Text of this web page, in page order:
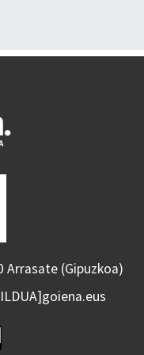
Arrasate (Gipuzkoa)